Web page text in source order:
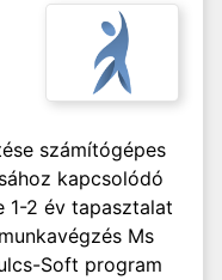
számítógépes
kapcsolódó
1-2 év tapasztalat
Ms
Soft program